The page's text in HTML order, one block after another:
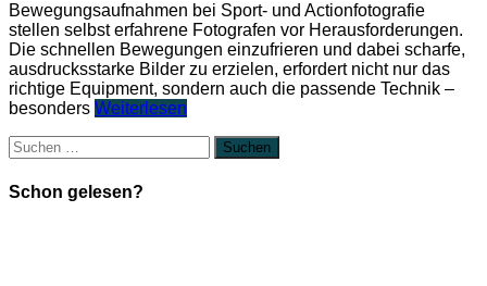
Bewegungsaufnahmen bei Sport- und Actionfotografie
stellen selbst erfahrene Fotografen vor Herausforderungen.
Die schnellen Bewegungen einzufrieren und dabei scharfe,
ausdrucksstarke Bilder zu erzielen, erfordert nicht nur das
richtige Equipment, sondern auch die passende Technik –
besonders Weiterlesen
Suchen
nach:
Schon gelesen?